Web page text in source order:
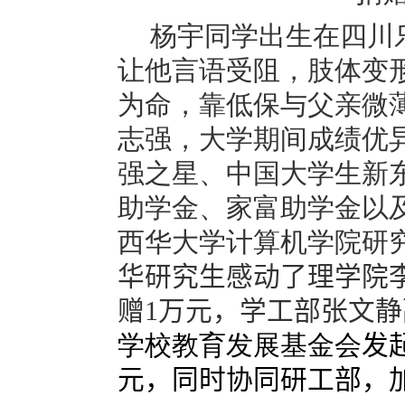
杨宇同学出生在四
让他言语受阻，肢体变
为命，靠低保与父亲微
志强，大学期间成绩优
强之星、中国大学生新
助学金、家富助学金以
西华大学计算机学院研
华研究生感动了理学院
赠1万元，学工部张文
学校教育发展基金会发
元，同时协同研工部，